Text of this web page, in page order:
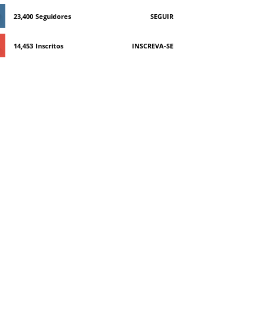
23,400 Seguidores SEGUIR
14,453 Inscritos INSCREVA-SE